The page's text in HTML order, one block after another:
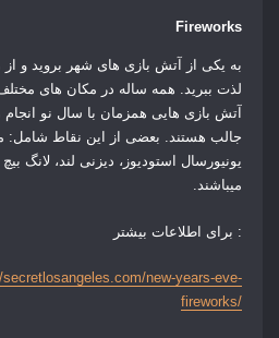
Fireworks
به یکی از آتش بازی های شهر بروید و از
لذت ببرید. همه ساله در مکان های
آتش بازی هایی همزمان با سال نو
جالب هستند. بعضی از این نقاط شامل:
یونیورسال استودیوز، دیزنی لند، لانگ
میباشند.
برای اطلاعات بیشتر :
secretlosangeles.com/new-years-eve-
fireworks/